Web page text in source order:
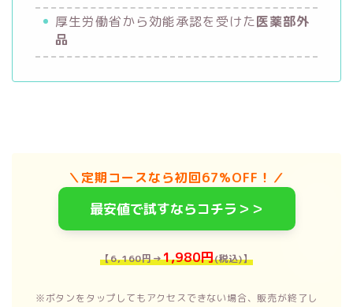
厚生労働省から効能承認を受けた医薬部外
品
＼定期コースなら初回67%OFF！／
最安値で試すならコチラ＞＞
【6,160円→1,980円(税込)】
※ボタンをタップしてもアクセスできない場合、販売が終了し